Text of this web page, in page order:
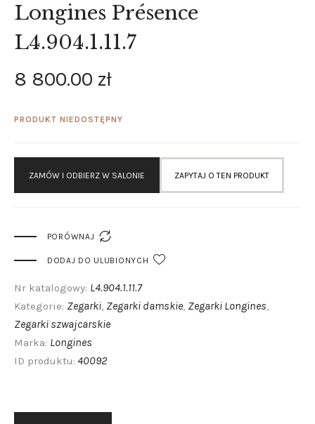
Longines Présence
L4.904.1.11.7
8 800.00 zł
PRODUKT NIEDOSTĘPNY
ZAMÓW I ODBIERZ W SALONIE ZAPYTAJ O TEN PRODUKT
PORÓWNAJ 
DODAJ DO ULUBIONYCH
Nr katalogowy: L4.904.1.11.7
Kategorie: Zegarki, Zegarki damskie, Zegarki Longines,
Zegarki szwajcarskie
Marka: Longines
ID produktu: 40092